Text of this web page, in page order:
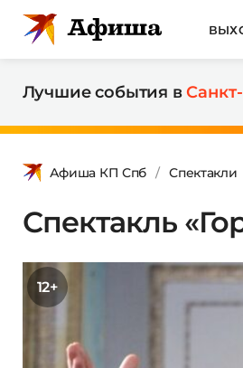
Лучшие события в
Афиша КП Спб Спектакли
Спектакль
12+